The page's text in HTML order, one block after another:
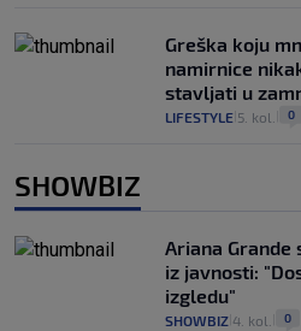
Greška koju
namirnice
stavljati u
LIFESTYLE 5. kol. 0
SHOWBIZ
Ariana Grande
iz javnosti:
izgledu"
SHOWBIZ 4. kol. 0